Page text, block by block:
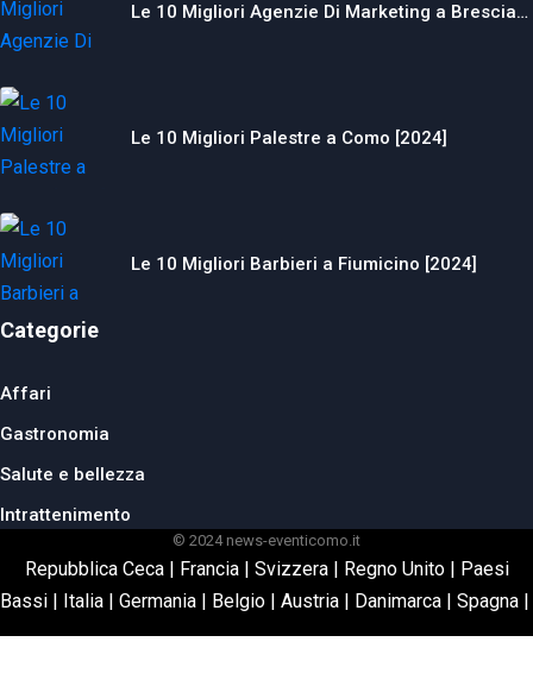
Le 10 Migliori Agenzie Di Marketing a Brescia…
Le 10 Migliori Palestre a Como [2024]
Le 10 Migliori Barbieri a Fiumicino [2024]
Categorie
Affari
Gastronomia
Salute e bellezza
Intrattenimento
© 2024 news-eventicomo.it
Repubblica Ceca| Francia| Svizzera| Regno Unito| Paesi
Bassi | Italia | Germania | Belgio | Austria | Danimarca | Spagna |